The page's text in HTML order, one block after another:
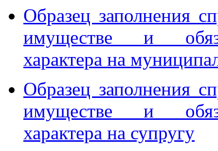
Образец заполнения
имуществе и
характера на
Образец заполнения
имуществе и
характера на супругу